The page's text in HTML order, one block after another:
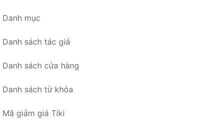
Danh mục
Danh sách tác giả
Danh sách cửa hàng
Danh sách từ khóa
Mã giảm giá Tiki